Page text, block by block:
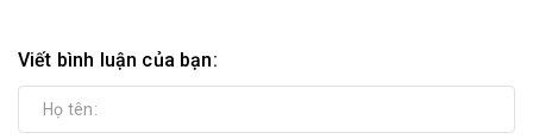
Viết bình luận của bạn: